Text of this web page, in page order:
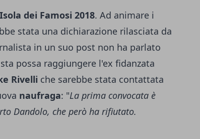
Isola dei Famosi 2018. Ad animare i
stata una dichiarazione rilasciata da
in un suo post non ha parlato
possa raggiungere l'ex fidanzata
Rivelli che sarebbe stata contattata
naufraga: "La prima convocata è
Dandolo, che però ha rifiutato.